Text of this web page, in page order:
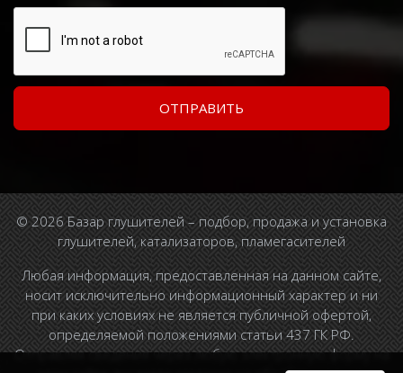
© 2026 Базар глушителей – подбор, продажа и установка
глушителей, катализаторов, пламегасителей
Любая информация, предоставленная на данном сайте,
носит исключительно информационный характер и ни
при каких условиях не является публичной офертой,
определяемой положениями статьи 437 ГК РФ.
Отправляя сведения через любую электронную форму на